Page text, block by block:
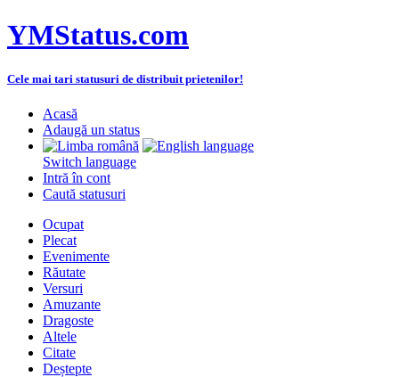
YMStatus.com
Cele mai tari statusuri de distribuit prietenilor!
Acasă
Adaugă un status
Switch language
Intră în cont
Caută statusuri
Ocupat
Plecat
Evenimente
Răutate
Versuri
Amuzante
Dragoste
Altele
Citate
Deștepte